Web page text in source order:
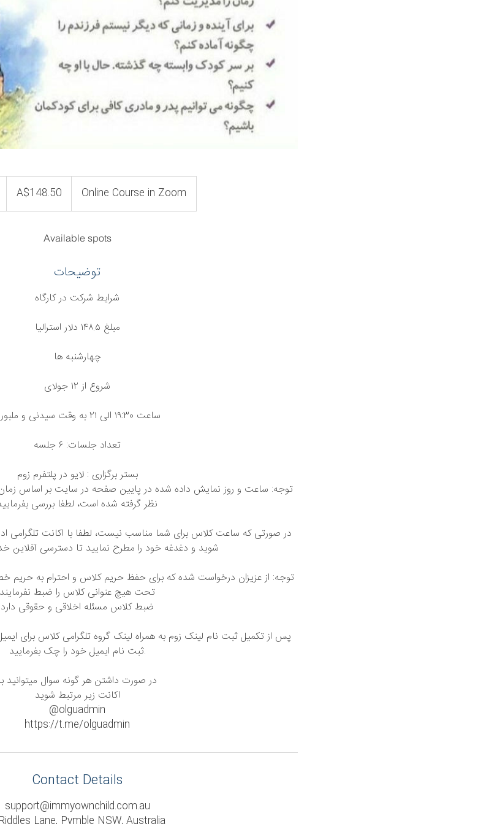
Australian
dollarsA$148.50 Online Course in Zoom
Available spots
توضیحات
شرایط شرکت در کارگاه
مبلغ ١۴٨.۵ دلار استرالیا
چهارشنبه ها
شروع از ۱۲ جولای
ساعت ۱۹:۳۰ الی ۲۱ به وقت سیدنی و
تعداد جلسات: ۶ جلسه
بستر برگزاری : لایو در پلتفرم زوم
توجه: ساعت و روز نمایش داده شده در پایین صفحه در سایت بر اساس
نظر گرفته شده است، لطفا بررسی
در صورتی که ساعت کلاس برای شما مناسب نیست، لطفا با اکانت تلگرامی
شوید و دغدغه خود را مطرح نمایید تا دسترسی آفلاین
توجه: از عزیزان درخواست شده که برای حفظ حریم‌ کلاس و احترام به
تحت هیچ عنوانی کلاس را ضبط نفرمایند
ضبط کلاس مسئله اخلاقی و حقوقی دارد
پس از تکمیل ثبت نام لینک زوم به همراه لینک گروه تلگرامی کلاس برای
ثبت نام ایمیل خود را چک بفرمایید.
در صورت داشتن هر گونه سوال میتوانید با
اکانت زیر مرتبط شوید
@olguadmin
https://t.me/olguadmin
Contact Details
support@immyownchild.com.au